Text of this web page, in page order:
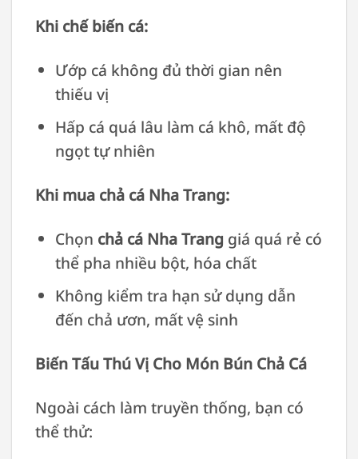
Khi chế biến cá:
Ướp cá không đủ thời gian nên
thiếu vị
Hấp cá quá lâu làm cá khô, mất độ
ngọt tự nhiên
Khi mua chả cá Nha Trang:
Chọn chả cá Nha Trang giá quá rẻ có
thể pha nhiều bột, hóa chất
Không kiểm tra hạn sử dụng dẫn
đến chả ươn, mất vệ sinh
Biến Tấu Thú Vị Cho Món Bún Chả Cá
Ngoài cách làm truyền thống, bạn có
thể thử: